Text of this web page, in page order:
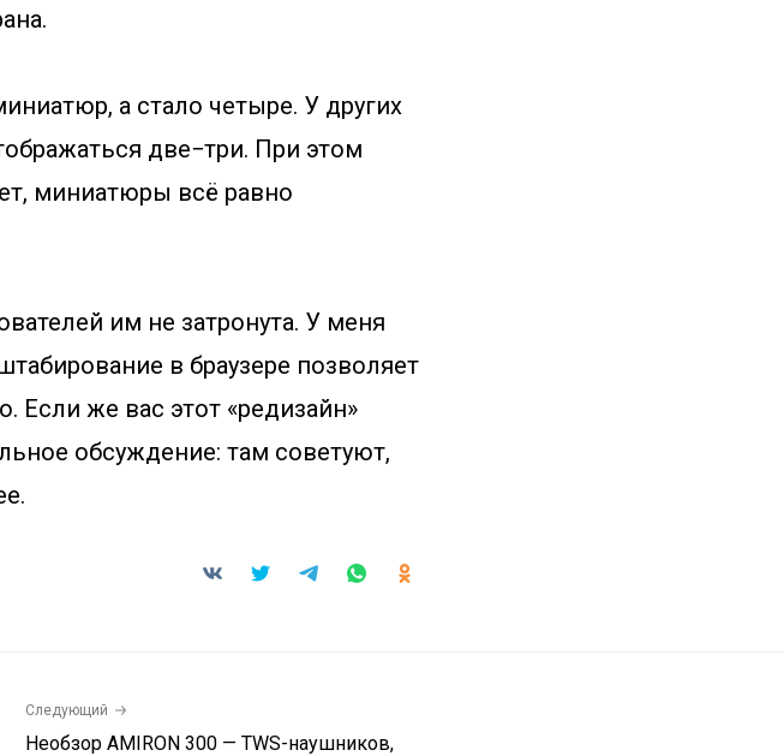
а стало четыре. У других
две−три. При этом
миниатюры всё равно
им не затронута. У меня
в браузере позволяет
Если же вас этот «редизайн»
обсуждение: там советуют,
Следующий
Необзор AMIRON 300 — TWS-наушников,